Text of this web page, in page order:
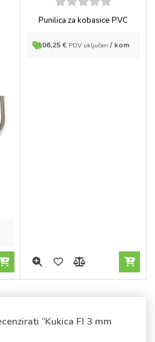
5out of
Punilica za kobasice PVC
106,25€ PDV uključen / kom
“Kukica FI 3 mm